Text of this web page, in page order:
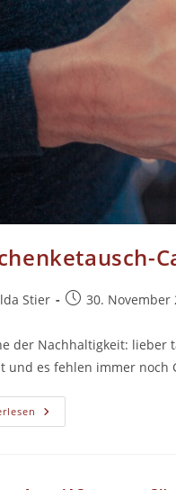
Stier
Beitrag30. November
der Nachhaltigkeit: lieber
und es fehlen immer noch
Geschenketausch-
Café